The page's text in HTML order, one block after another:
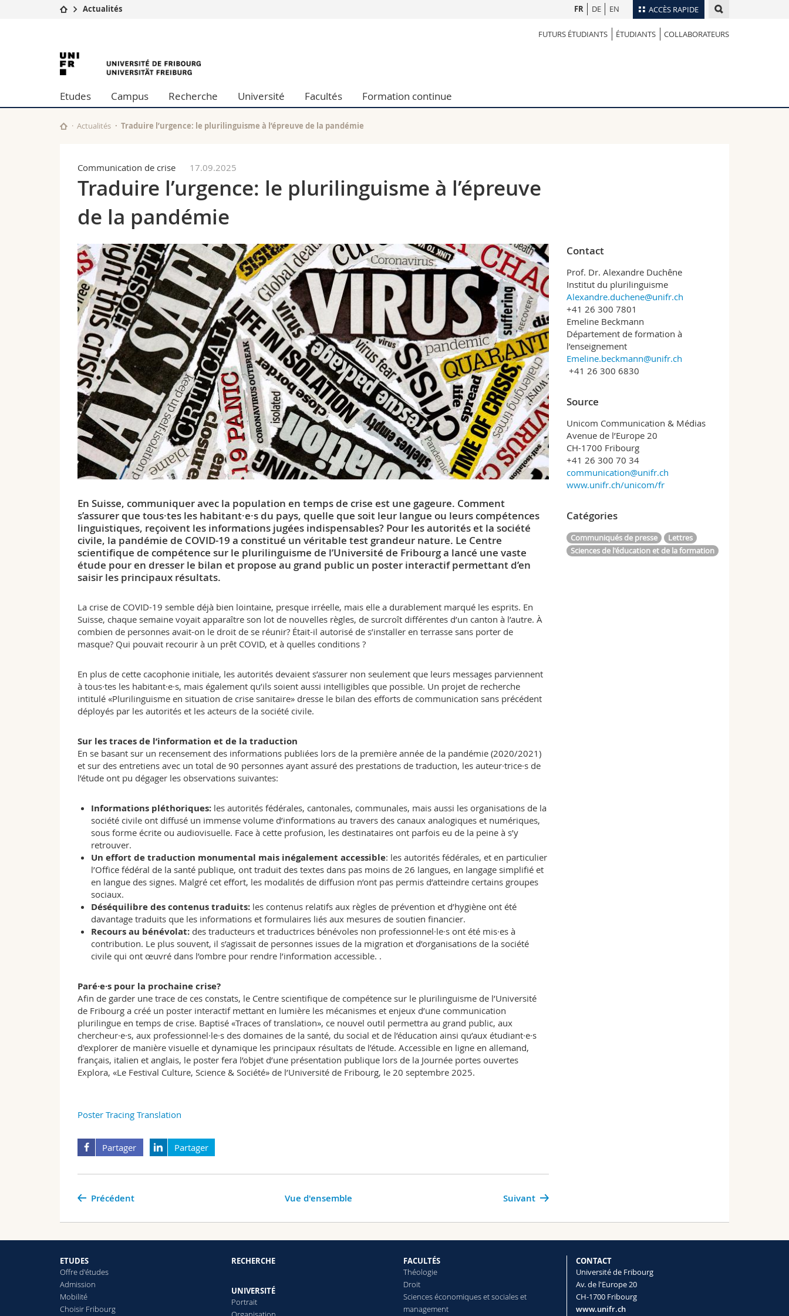
ACCÈS RAPIDE
Etudes
Campus
Université
Formation continue
Lettres et sciences humaines
Sciences de l'éducation et de la formation
Sciences et médecine
Interfacultaire
Collaborateurs
Annuaire du personnel
Programme des cours
FR DE EN
Actualités
FUTURS ÉTUDIANTS ÉTUDIANTS COLLABORATEURS
University
of
Fribourg
Etudes Campus Recherche Université Facultés Formation continue
Actualités Traduire l’urgence: le plurilinguisme à l’épreuve de la pandémie
Communication de crise 17.09.2025
Traduire l’urgence: le plurilinguisme à l’épreuve
de la pandémie
En Suisse, communiquer avec la population en temps de crise est une gageure. Comment
s’assurer que tous·tes les habitant·e·s du pays, quelle que soit leur langue ou leurs compétences
linguistiques, reçoivent les informations jugées indispensables? Pour les autorités et la société
civile, la pandémie de COVID-19 a constitué un véritable test grandeur nature. Le Centre
scientifique de compétence sur le plurilinguisme de l’Université de Fribourg a lancé une vaste
étude pour en dresser le bilan et propose au grand public un poster interactif permettant d’en
saisir les principaux résultats.
La crise de COVID-19 semble déjà bien lointaine, presque irréelle, mais elle a durablement marqué les esprits. En
Suisse, chaque semaine voyait apparaître son lot de nouvelles règles, de surcroît différentes d’un canton à l’autre. À
combien de personnes avait-on le droit de se réunir? Était-il autorisé de s’installer en terrasse sans porter de
masque? Qui pouvait recourir à un prêt COVID, et à quelles conditions ?
En plus de cette cacophonie initiale, les autorités devaient s’assurer non seulement que leurs messages parviennent
à tous·tes les habitant·e·s, mais également qu’ils soient aussi intelligibles que possible. Un projet de recherche
intitulé «Plurilinguisme en situation de crise sanitaire» dresse le bilan des efforts de communication sans précédent
déployés par les autorités et les acteurs de la société civile.
Sur les traces de l’information et de la traduction
En se basant sur un recensement des informations publiées lors de la première année de la pandémie (2020/2021)
et sur des entretiens avec un total de 90 personnes ayant assuré des prestations de traduction, les auteur·trice·s de
l’étude ont pu dégager les observations suivantes:
Informations pléthoriques:les autorités fédérales, cantonales, communales, mais aussi les organisations de la
société civile ont diffusé un immense volume d’informations au travers des canaux analogiques et numériques,
sous forme écrite ou audiovisuelle. Face à cette profusion, les destinataires ont parfois eu de la peine à s’y
retrouver.
Un effort de traduction monumental mais inégalement accessible: les autorités fédérales, et en particulier
l’Office fédéral de la santé publique, ont traduit des textes dans pas moins de 26 langues, en langage simplifié et
en langue des signes. Malgré cet effort, les modalités de diffusion n’ont pas permis d’atteindre certains groupes
sociaux.
Déséquilibre des contenus traduits:les contenus relatifs aux règles de prévention et d’hygiène ont été
davantage traduits que les informations et formulaires liés aux mesures de soutien financier.
Recours au bénévolat: des traducteurs et traductrices bénévoles non professionnel·le·s ont été mis·es à
contribution. Le plus souvent, il s’agissait de personnes issues de la migration et d’organisations de la société
civile qui ont œuvré dans l’ombre pour rendre l’information accessible. .
Paré·e·s pour la prochaine crise?
Afin de garder une trace de ces constats, le Centre scientifique de compétence sur le plurilinguisme de l’Université
de Fribourg a créé un poster interactif mettant en lumière les mécanismes et enjeux d’une communication
plurilingue en temps de crise. Baptisé «Traces of translation», ce nouvel outil permettra au grand public, aux
chercheur·e·s, aux professionnel·le·s des domaines de la santé, du social et de l’éducation ainsi qu’aux étudiant·e·s
d'explorer de manière visuelle et dynamique les principaux résultats de l’étude. Accessible en ligne en allemand,
français, italien et anglais, le poster fera l’objet d’une présentation publique lors de la Journée portes ouvertes
Explora, «Le Festival Culture, Science & Société» de l’Université de Fribourg, le 20 septembre 2025.
Poster Tracing Translation
Partager Partager
Suivant
Précédent Vue d'ensemble
Contact
Prof. Dr. Alexandre Duchêne
Institut du plurilinguisme
Alexandre.duchene@unifr.ch
+41 26 300 7801
Emeline Beckmann
Département de formation à
l’enseignement
Emeline.beckmann@unifr.ch
+41 26 300 6830
Source
Unicom Communication & Médias
Avenue de l’Europe 20
CH-1700 Fribourg
+41 26 300 70 34
communication@unifr.ch
www.unifr.ch/unicom/fr
Catégories
Communiqués de presse
Lettres
Sciences de l'éducation et de la formation
ETUDES
Offre d'études
Admission
Mobilité
Choisir Fribourg
RECHERCHE
UNIVERSITÉ
Portrait
FACULTÉS
Théologie
Droit
Sciences économiques et sociales et
management
CONTACT
Université de Fribourg
Av. de l'Europe 20
CH-1700 Fribourg
www.unifr.ch